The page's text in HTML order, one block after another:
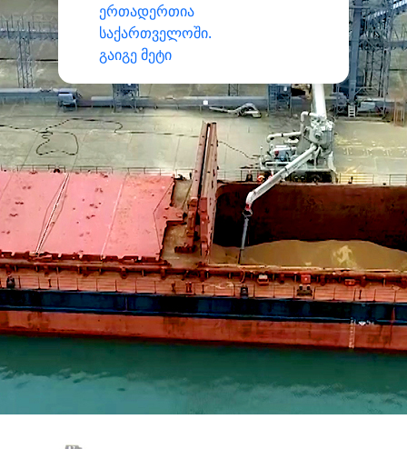
ერთადერთია
საქართველოში.
გაიგე მეტი